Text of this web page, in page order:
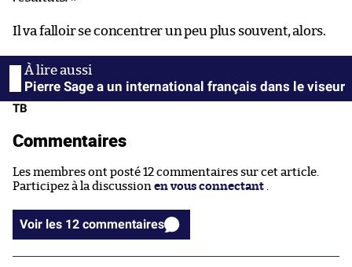
Il va falloir se concentrer un peu plus souvent, alors.
Pierre Sage a un international français dans le viseur
TB
Commentaires
Les membres ont posté 12 commentaires sur cet article.
Participez à la discussion en vous connectant
Voir les 12 commentaires